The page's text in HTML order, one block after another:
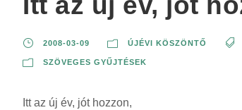
2008-03-09 ÚJÉVI KÖSZÖNTŐ
SZÖVEGES GYŰJTÉSEK
Itt az új év, jót hozzon,